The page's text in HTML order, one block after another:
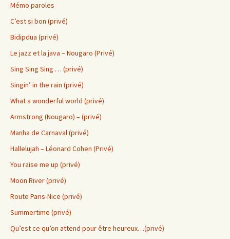
Mémo paroles
C’est si bon (privé)
Bidipdua (privé)
Le jazz et la java – Nougaro (Privé)
Sing Sing Sing … (privé)
Singin’ in the rain (privé)
What a wonderful world (privé)
Armstrong (Nougaro) – (privé)
Manha de Carnaval (privé)
Hallelujah – Léonard Cohen (Privé)
You raise me up (privé)
Moon River (privé)
Route Paris-Nice (privé)
Summertime (privé)
Qu’est ce qu’on attend pour être heureux…(privé)